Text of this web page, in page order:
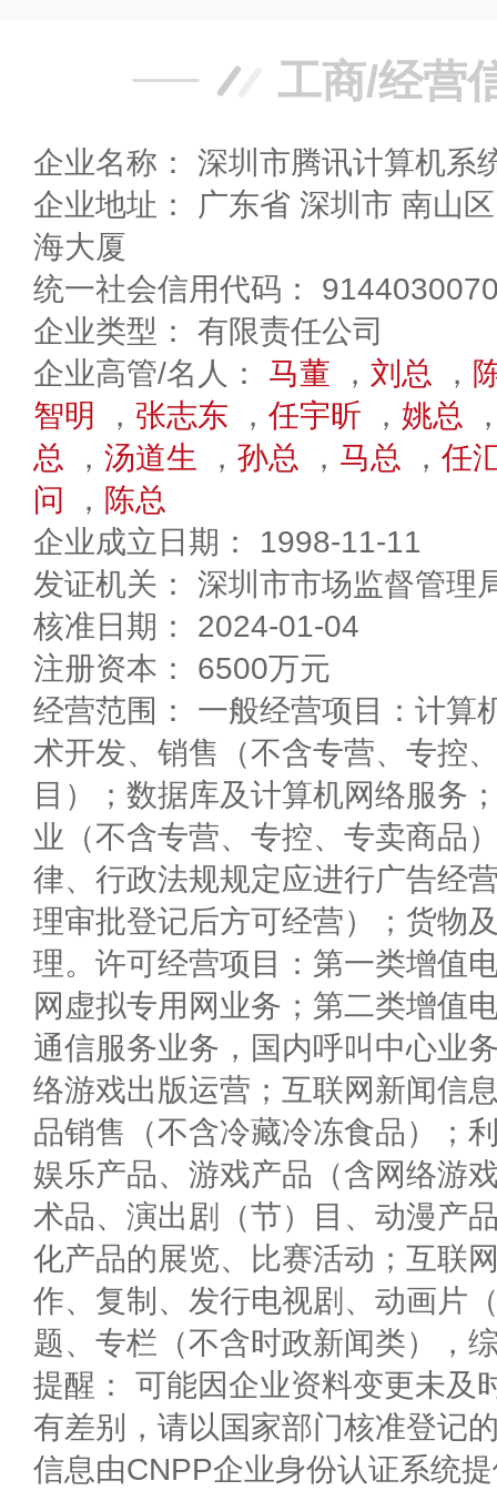
工商/经营
企业名称： 深圳市腾讯计算机系
企业地址： 广东省 深圳市 南山区 海天二路33号腾讯滨
海大厦
统一社会信用代码：
企业类型： 有限责任公司
企业高管/名人： 马董 ， 刘总 ，
智明
， 张志东 ， 任宇昕 ， 姚总
总 ， 汤道生 ， 孙总 ， 马总 ， 任
问 ， 陈总
企业成立日期： 1998-11-11
发证机关： 深圳市市场监督管理
核准日期： 2024-01-04
注册资本： 6500万元
经营范围： 一般经营项目：计算
术开发、销售（不含专营、专控
目）；数据库及计算机网络服务
业（不含专营、专控、专卖商品
律、行政法规规定应进行广告经
理审批登记后方可经营）；货物
理。许可经营项目：第一类增值
网虚拟专用网业务；第二类增值
通信服务业务，国内呼叫中心业
络游戏出版运营；互联网新闻信
品销售（不含冷藏冷冻食品）；
娱乐产品、游戏产品（含网络游
术品、演出剧（节）目、动漫产
化产品的展览、比赛活动；互联
作、复制、发行电视剧、动画片
题、专栏（不含时政新闻类），
提醒： 可能因企业资料变更未及
有差别，请以国家部门核准登记
信息由CNPP企业身份认证系统